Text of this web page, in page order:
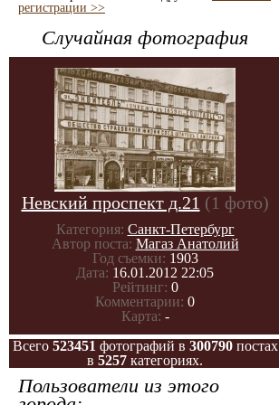
регистрации >>
Случайная фотография
Невский проспект д.21 (1 фото)
Категория: Санкт-Петербург
Автор поста: Магаз Анатолий
Год съемки: 1903
Дата: 16.01.2012 22:05
Рейтинг: 0
Комментарии: 0
Карта: -
Всего 523451 фотографий в 300790постах
в 5257 категориях.
Пользователи из этого